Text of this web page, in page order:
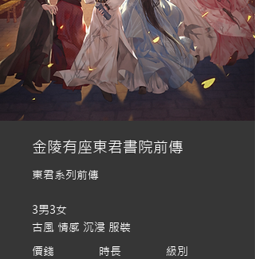
金陵有座東君書院前傳
東君系列前傳
3男3女
古風 情感 沉浸 服裝
價錢
時長 級別